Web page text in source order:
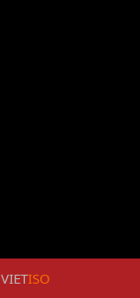
VIETISO